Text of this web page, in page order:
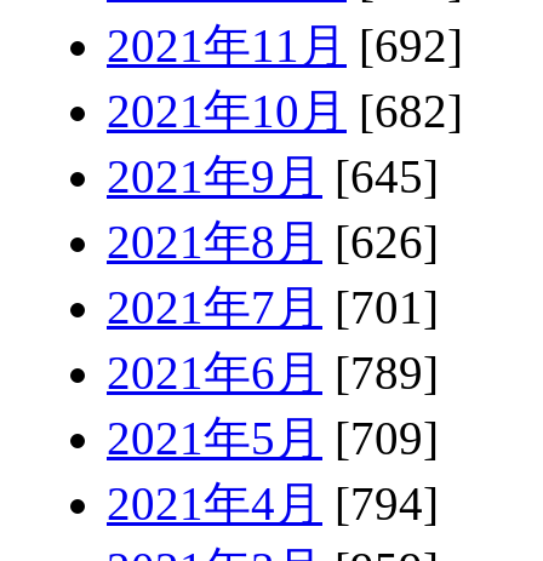
2021年11月 [692]
2021年10月 [682]
2021年9月 [645]
2021年8月 [626]
2021年7月 [701]
2021年6月 [789]
2021年5月 [709]
2021年4月 [794]